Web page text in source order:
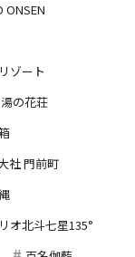
ONSEN
ゾート
湯の花荘
社 門前町
オ北斗七星135°